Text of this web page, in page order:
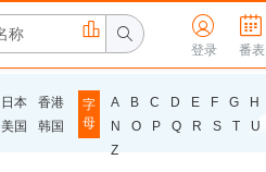
日本
香港
美国 韩国
字
母
A B C D E F G H
N
O P Q R S T U
Z

登录

番表


永久的黄昏
最后可以再拜托您一件事吗
野原广志午餐流派
恶食千金与狂血公爵